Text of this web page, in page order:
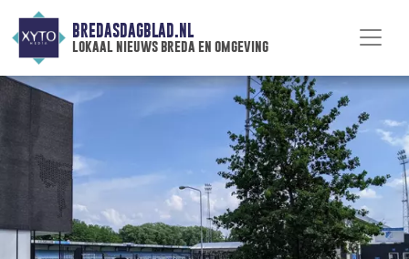
BREDASDAGBLAD.NL
lokaal nieuws breda en omgeving